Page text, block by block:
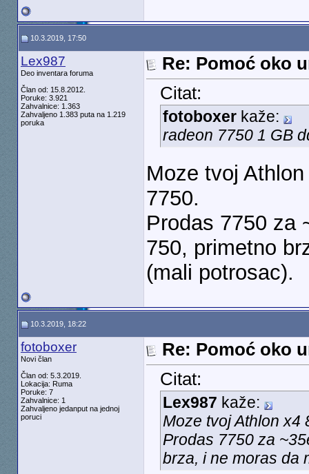
10.3.2019, 17:50
Lex987
Deo inventara foruma
Član od: 15.8.2012.
Poruke: 3.921
Zahvalnice: 1.363
Zahvaljeno 1.383 puta na 1.219
poruka
Re: Pomoć oko
Citat:
fotoboxerkaže:
radeon 7750 1 GB
Moze tvoj
7750.
Prodas 7750 za
750, primetno
(mali potrosac).
10.3.2019, 18:22
fotoboxer
Novi član
Član od: 5.3.2019.
Lokacija: Ruma
Poruke: 7
Zahvalnice: 1
Zahvaljeno jedanput na jednoj
poruci
Re: Pomoć oko
Citat:
Lex987 kaže:
Moze tvoj Athlon x4
Prodas 7750 za
brza, i ne moras da